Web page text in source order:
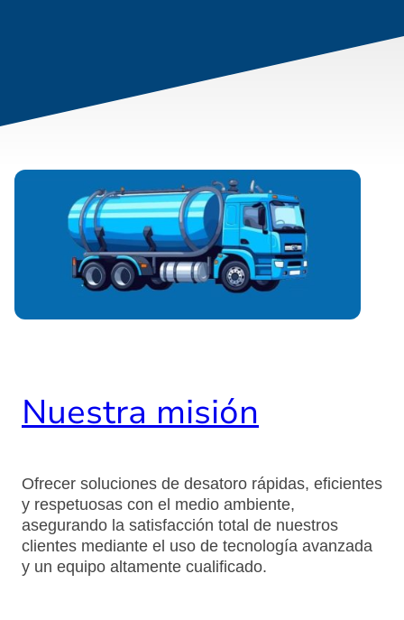
Nuestra misión
Ofrecer soluciones de desatoro rápidas, eficientes
y respetuosas con el medio ambiente,
asegurando la satisfacción total de nuestros
clientes mediante el uso de tecnología avanzada
y un equipo altamente cualificado.